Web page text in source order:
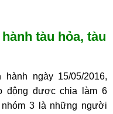
tàu hỏa, tàu
ngày 15/05/2016,
động được chia làm 6
3 là những người